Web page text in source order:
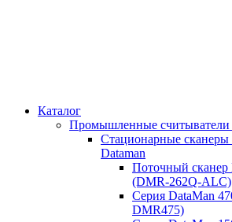
Каталог
Промышленные
Стационарные сканеры
Dataman
Поточный сканер
(DMR-262Q-ALC)
Серия DataMan
DMR475)